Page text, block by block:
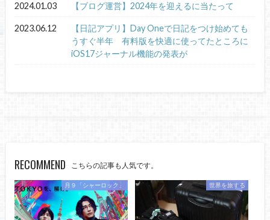
2024.01.03 【ブログ運営】2024年を迎えるに当たって
2023.06.12
【日記アプリ】Day Oneで日記をつけ始めても
うすぐ半年 有料版を快適に使ってたところに
iOS17ジャーナル機能の発表が
RECOMMEND こちらの記事も人気です。
月９「シャーロック」 世界を旅する